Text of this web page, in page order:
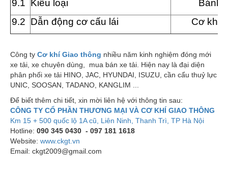
9.1 Kiểu loại
Bánh
9.2 Dẫn động cơ cấu lái Cơ khí
Công ty Cơ khí Giao thông nhiều năm kinh nghiệm đóng mới
xe tải, xe chuyên dùng, mua bán xe tải. Hiện nay là đại diện
phân phối xe tải HINO, JAC, HYUNDAI, ISUZU, cần cẩu thuỷ lực
UNIC, SOOSAN, TADANO, KANGLIM ...
Để biết thêm chi tiết, xin mời liên hệ với thông tin sau:
CÔNG TY CỔ PHẦN THƯƠNG MẠI VÀ CƠ KHÍ GIAO THÔNG
Km 15 + 500 quốc lộ 1A cũ, Liên Ninh, Thanh Trì, TP Hà Nội
Hotline: 090 345 0430 - 097 181 1618
Website: www.ckgt.vn
Email: ckgt2009@gmail.com